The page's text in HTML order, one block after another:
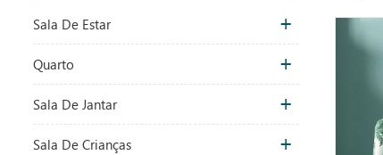
Sala De Estar
Quarto
Sala De Jantar
Sala De Crianças